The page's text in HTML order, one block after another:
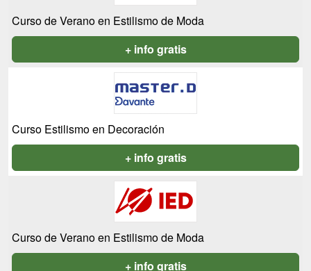
Curso de Verano en Estilismo de Moda
+ info gratis
Curso Estilismo en Decoración
+ info gratis
Curso de Verano en Estilismo de Moda
+ info gratis